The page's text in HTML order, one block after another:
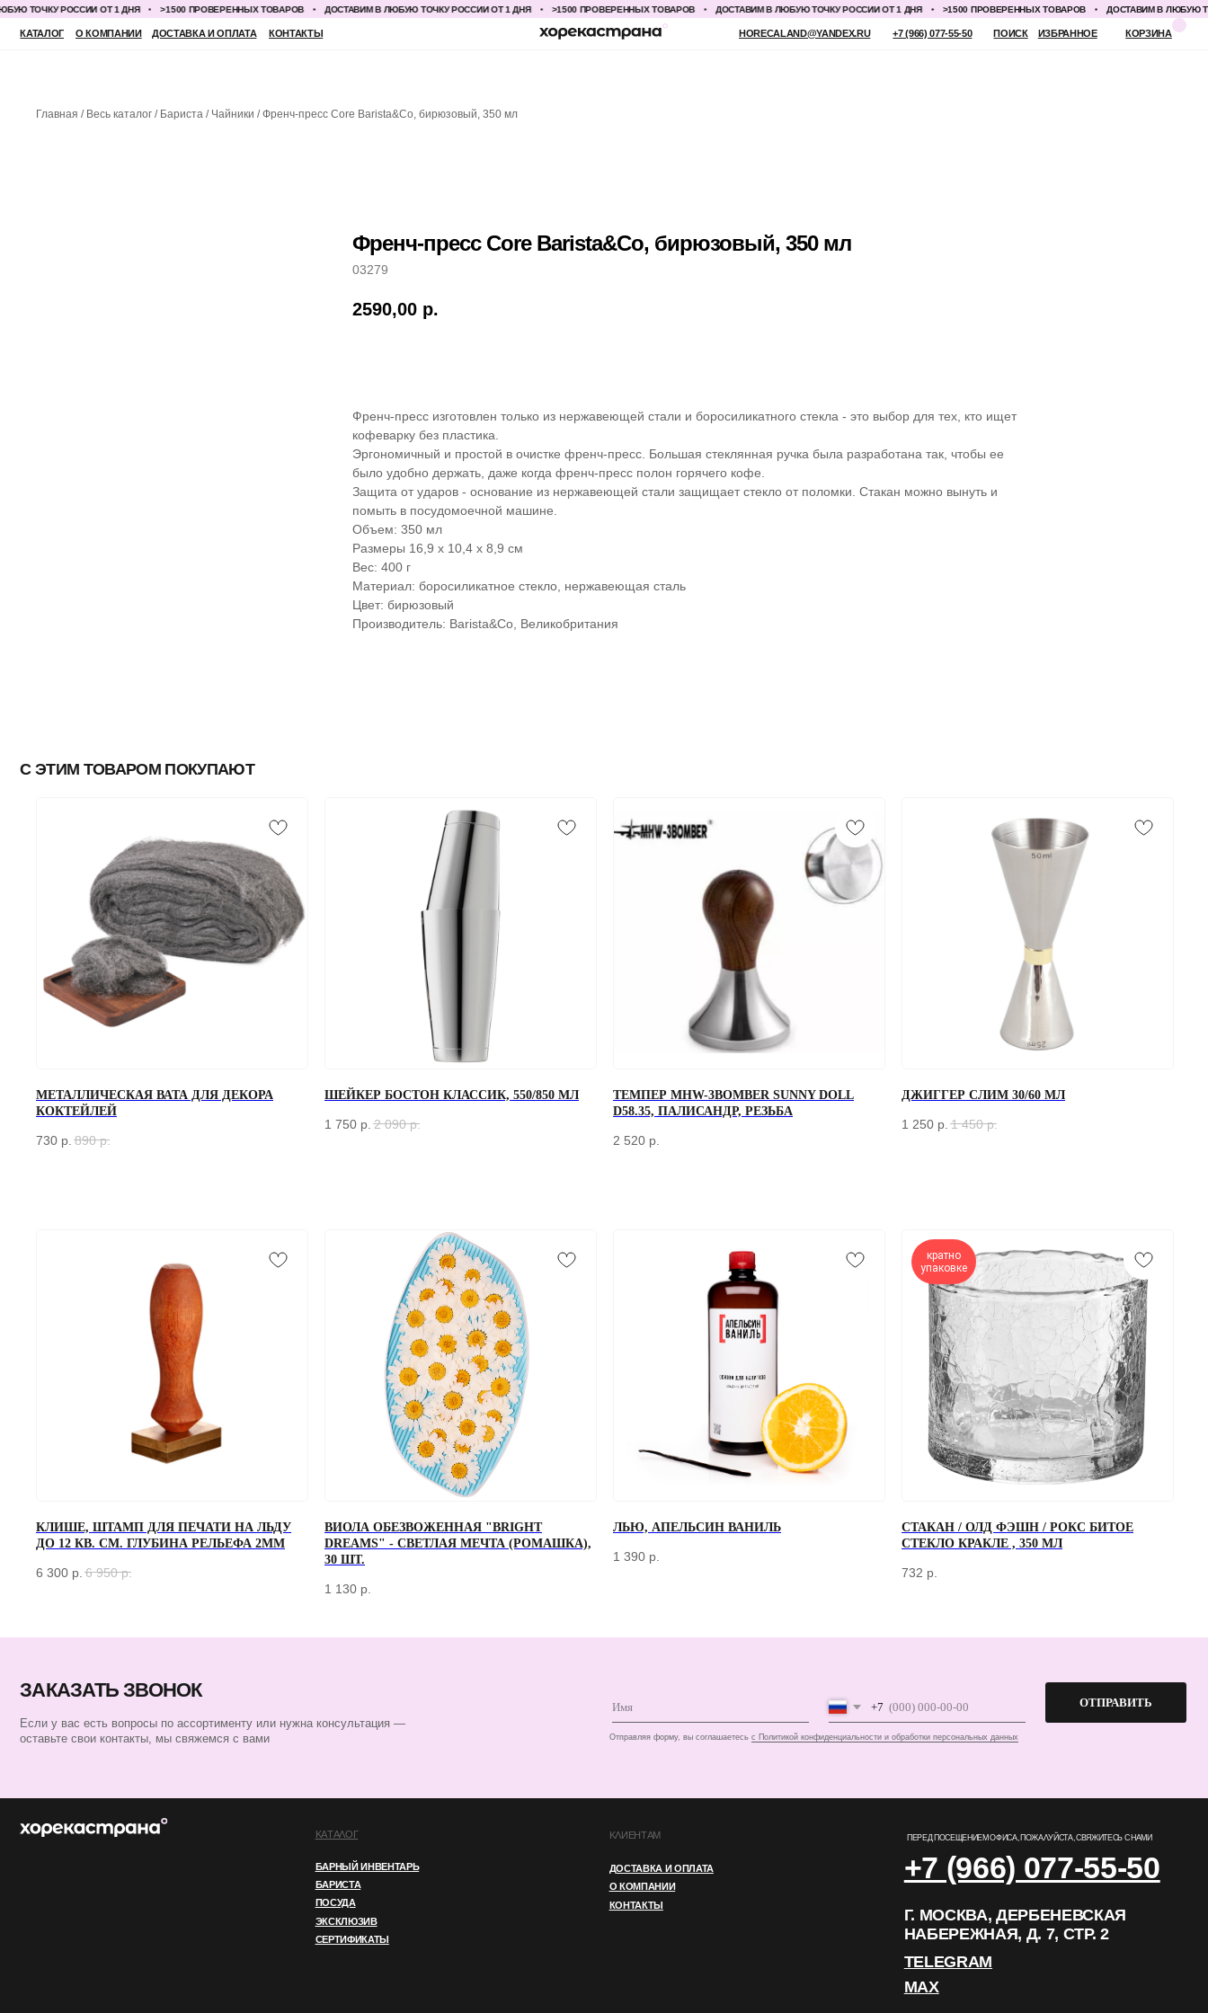
РОССИИ ОТ 1 ДНЯ >1500 ПРОВЕРЕННЫХ ТОВАРОВ ДОСТАВИМ В ЛЮБУЮ ТОЧКУ РОССИИ ОТ 1 ДНЯ >1500 ПРОВЕРЕННЫХ ТОВАРОВ ДОСТАВИМ В ЛЮБУЮ ТОЧКУ РОССИИ ОТ 1 ДНЯ >1500 ПРОВЕРЕННЫХ ТОВАРОВ ДОСТАВИМ В ЛЮБУЮ ТОЧКУ
КАТАЛОГ О КОМПАНИИ ДОСТАВКА И ОПЛАТА КОНТАКТЫ ПОИСК
+7 (966) 077-55-50 ИЗБРАННОЕ
HORECALAND@YANDEX.RU КОРЗИНА
Главная Весь каталог Бариста Чайники Френч-пресс Core Barista&Co, бирюзовый, 350 мл
Френч-пресс Core Barista&Co, бирюзовый, 350 мл
03279
2590,00 р.
Френч-пресс изготовлен только из нержавеющей стали и боросиликатного стекла - это выбор для тех, кто ищет
кофеварку без пластика.
Эргономичный и простой в очистке френч-пресс. Большая стеклянная ручка была разработана так, чтобы ее
было удобно держать, даже когда френч-пресс полон горячего кофе.
Защита от ударов - основание из нержавеющей стали защищает стекло от поломки. Стакан можно вынуть и
помыть в посудомоечной машине.
Объем: 350 мл
Размеры 16,9 х 10,4 х 8,9 см
Вес: 400 г
Материал: боросиликатное стекло, нержавеющая сталь
Цвет: бирюзовый
Производитель: Barista&Co, Великобритания
МЕТАЛЛИЧЕСКАЯ ВАТА ДЛЯ ДЕКОРА
КОКТЕЙЛЕЙ
730 р. 890 р.
ШЕЙКЕР БОСТОН КЛАССИК, 550/850 МЛ
1 750 р. 2 090 р.
ТЕМПЕР MHW-3BOMBER SUNNY DOLL
D58.35, ПАЛИСАНДР, РЕЗЬБА
2 520 р.
ДЖИГГЕР СЛИМ 30/60 МЛ
1 250 р. 1 450 р.
КЛИШЕ, ШТАМП ДЛЯ ПЕЧАТИ НА ЛЬДУ
ДО 12 КВ. СМ. ГЛУБИНА РЕЛЬЕФА 2ММ
6 300 р. 6 950 р.
ВИОЛА ОБЕЗВОЖЕННАЯ "BRIGHT
DREAMS" - СВЕТЛАЯ МЕЧТА (РОМАШКА),
30 ШТ.
1 130 р.
ЛЬЮ, АПЕЛЬСИН ВАНИЛЬ
1 390 р.
кратно
упаковке
СТАКАН / ОЛД ФЭШН / РОКС БИТОЕ
СТЕКЛО КРАКЛЕ , 350 МЛ
732 р.
Если у вас есть вопросы по ассортименту или нужна консультация —
оставьте свои контакты, мы свяжемся с вами Отправляя форму, вы соглашаетесь с Политикой конфиденциальности и обработки персональных данных
+7 ОТПРАВИТЬ
Г. МОСКВА, ДЕРБЕНЕВСКАЯ
НАБЕРЕЖНАЯ, Д. 7, СТР. 2
КЛИЕНТАМ
КАТАЛОГ
СЕРТИФИКАТЫ